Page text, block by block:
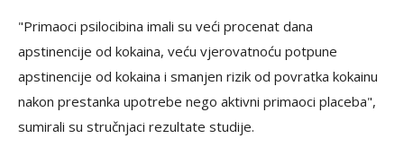
"Primaoci psilocibina imali su veći procenat dana
apstinencije od kokaina, veću vjerovatnoću potpune
apstinencije od kokaina i smanjen rizik od povratka kokainu
nakon prestanka upotrebe nego aktivni primaoci placeba",
sumirali su stručnjaci rezultate studije.